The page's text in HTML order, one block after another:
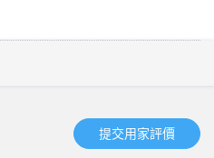
提交用家評價​